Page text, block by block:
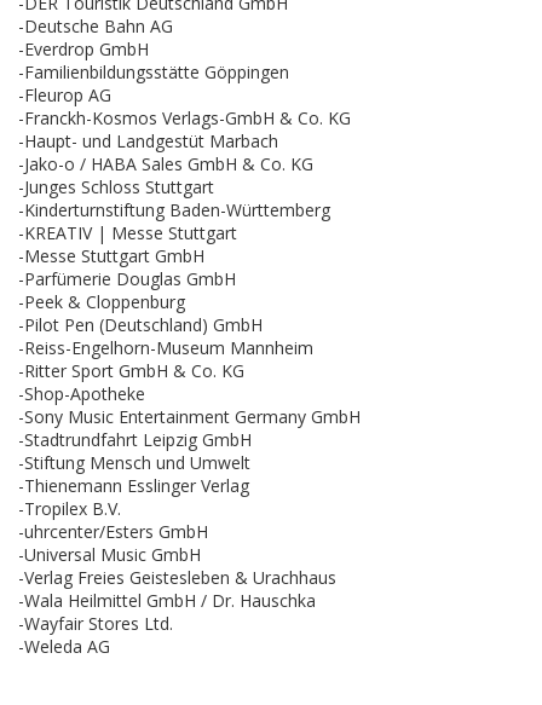
-Deutsche Bahn AG
-Everdrop GmbH
-Familienbildungsstätte Göppingen
-Fleurop AG
-Franckh-Kosmos Verlags-GmbH & Co. KG
-Haupt- und Landgestüt Marbach
-Jako-o / HABA Sales GmbH & Co. KG
-Junges Schloss Stuttgart
-Kinderturnstiftung Baden-Württemberg
-KREATIV | Messe Stuttgart
-Messe Stuttgart GmbH
-Parfümerie Douglas GmbH
-Peek & Cloppenburg
-Pilot Pen (Deutschland) GmbH
-Reiss-Engelhorn-Museum Mannheim
-Ritter Sport GmbH & Co. KG
-Shop-Apotheke
-Sony Music Entertainment Germany GmbH
-Stadtrundfahrt Leipzig GmbH
-Stiftung Mensch und Umwelt
-Thienemann Esslinger Verlag
-Tropilex B.V.
-uhrcenter/Esters GmbH
-Universal Music GmbH
-Verlag Freies Geistesleben & Urachhaus
-Wala Heilmittel GmbH / Dr. Hauschka
-Wayfair Stores Ltd.
-Weleda AG